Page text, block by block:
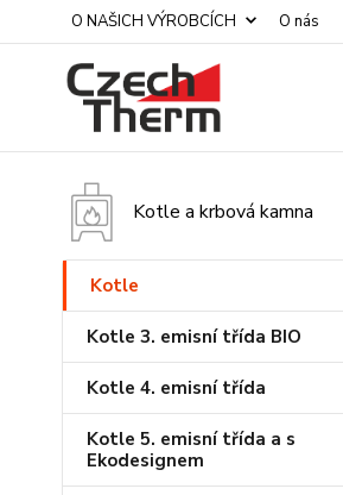
O NAŠICH VÝROBCÍCH O nás
Kotle a krbová kamna
Kotle
Kotle 3. emisní třída BIO
Kotle 4. emisní třída
Kotle 5. emisní třída a s
Ekodesignem